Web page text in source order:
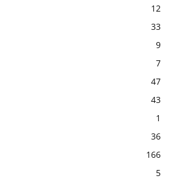
12
33
9
7
47
43
1
36
166
5